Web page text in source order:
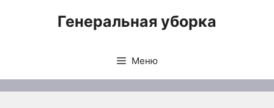
Генеральная уборка
Меню